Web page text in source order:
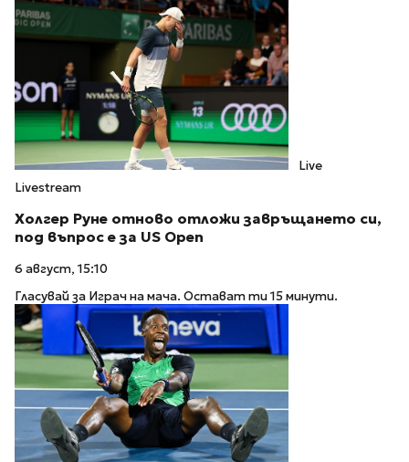
Live
Livestream
Холгер Руне отново отложи завръщането си,
под въпрос е за US Open
6 август, 15:10
Гласувай за Играч на мача. Остават ти 15 минути.